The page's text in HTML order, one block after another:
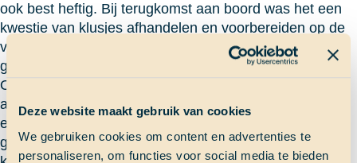
Deze website maakt gebruik van cookies
We gebruiken cookies om content en advertenties te
personaliseren, om functies voor social media te bieden
ook best heftig. Bij terugkomst aan boord was het een
kwestie van klusjes afhandelen en voorbereiden op de
vrije tijd waar iedereen al de hele dag naar uitkeek. Ik
ging Willemstad in met een gezellig groepje van vier.
Ons doel was vooral shoppen want we hadden bijna
allemaal een of meerdere nieuwe broeken nodig. Maar
eerst gingen we nog even lekker lunchen met een wat
grotere groep en daarna bellen met het thuisfront. Toen